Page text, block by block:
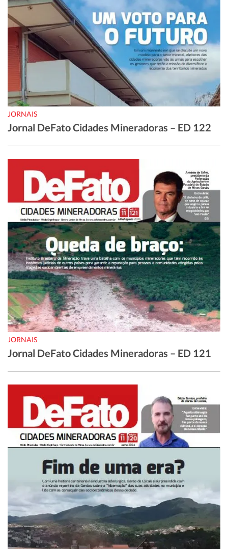
JORNAIS
Jornal DeFato Cidades Mineradoras – ED 122
JORNAIS
Jornal DeFato Cidades Mineradoras – ED 121